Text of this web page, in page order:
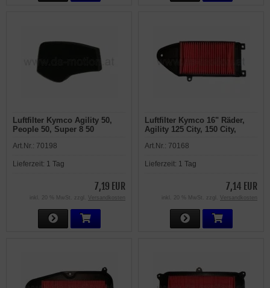
Luftfilter Kymco Agility 50,
People 50, Super 8 50
Art.Nr.: 70198
Lieferzeit: 1 Tag
7,19 EUR
inkl. 20 % MwSt. zzgl. Versandkosten
Luftfilter Kymco 16" Räder,
Agility 125 City, 150 City,
Spacer 125, Super 8 125,
Art.Nr.: 70168
Lieferzeit: 1 Tag
7,14 EUR
inkl. 20 % MwSt. zzgl. Versandkosten